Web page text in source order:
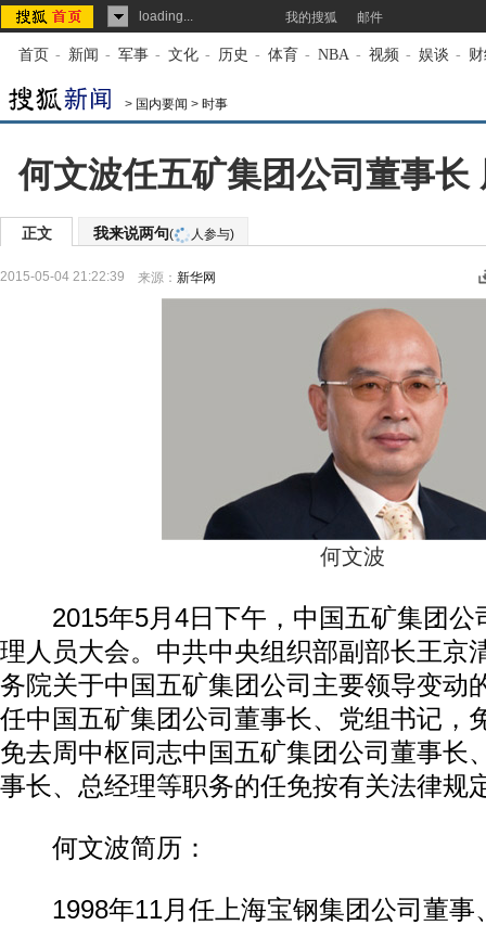
loading... 我的搜狐 邮件
首页 - 新闻 - 军事 - 文化 - 历史 - 体育 - NBA - 视频 - 娱谈 -
> 国内要闻 > 时事
何文波任五矿集团公司董事长
正文 我来说两句( 人参与)
2015-05-04 21:22:39 来源： 新华网
何文波
2015年5月4日下午，中国五矿集团公
理人员大会。中共中央组织部副部长王京
务院关于中国五矿集团公司主要领导变动
任中国五矿集团公司董事长、党组书记，
免去周中枢同志中国五矿集团公司董事长
事长、总经理等职务的任免按有关法律规
何文波简历：
1998年11月任上海宝钢集团公司董事